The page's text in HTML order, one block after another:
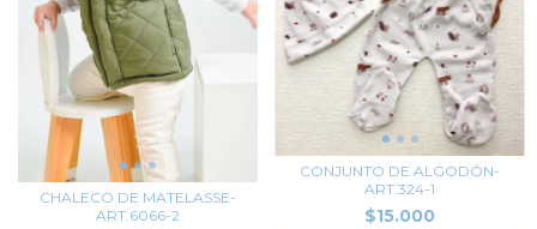
CHALECO DE MATELASSE-
ART.6066-2
CONJUNTO DE ALGODÓN-
ART.324-1
$15.000